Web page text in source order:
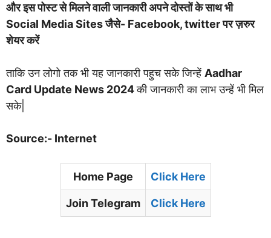
और इस पोस्ट से मिलने वाली जानकारी अपने दोस्तों के साथ भी
Social Media Sites जैसे- Facebook, twitter पर ज़रुर
शेयर करें
ताकि उन लोगो तक भी यह जानकारी पहुच सके जिन्हें Aadhar
Card Update News 2024की जानकारी का लाभ उन्हें भी मिल
सके|
Source:- Internet
Home Page Click Here
Join Telegram Click Here